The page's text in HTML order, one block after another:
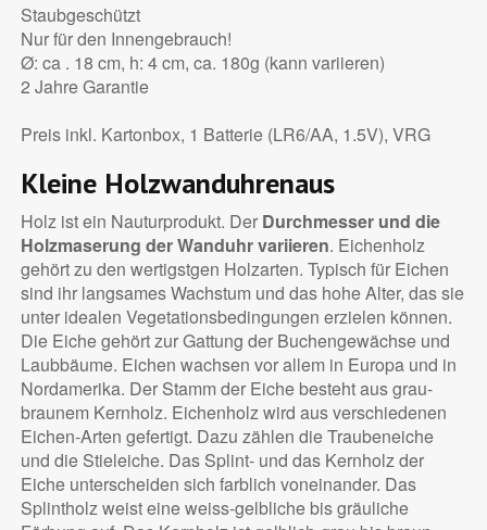
Staubgeschützt
Nur für den Innengebrauch!
Ø: ca . 18 cm, h: 4 cm, ca. 180g (kann variieren)
2 Jahre Garantie
Preis inkl. Kartonbox, 1 Batterie (LR6/AA, 1.5V), VRG
Kleine Holzwanduhrenaus
Holz ist ein Nauturprodukt. Der Durchmesser und die
Holzmaserung der Wanduhr variieren. Eichenholz
gehört zu den wertigstgen Holzarten. Typisch für Eichen
sind ihr langsames Wachstum und das hohe Alter, das sie
unter idealen Vegetationsbedingungen erzielen können.
Die Eiche gehört zur Gattung der Buchengewächse und
Laubbäume. Eichen wachsen vor allem in Europa und in
Nordamerika. Der Stamm der Eiche besteht aus grau-
braunem Kernholz. Eichenholz wird aus verschiedenen
Eichen-Arten gefertigt. Dazu zählen die Traubeneiche
und die Stieleiche. Das Splint- und das Kernholz der
Eiche unterscheiden sich farblich voneinander. Das
Splintholz weist eine weiss-gelbliche bis gräuliche